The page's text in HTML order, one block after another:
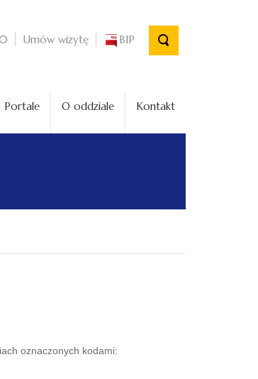
Umów wizytę BIP
Portale O oddziale Kontakt
oznaczonych kodami: